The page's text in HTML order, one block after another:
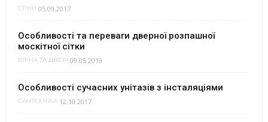
СТІНИ 05.09.2017
Особливості та переваги дверної розпашної
москітної сітки
ВІКНА ТА ДВЕРІ 09.05.2019
Особливості сучасних унітазів з інсталяціями
САНТЕХНІКА 12.10.2017